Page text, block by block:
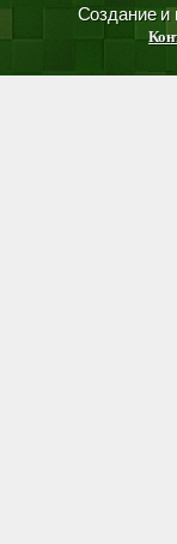
Создание и